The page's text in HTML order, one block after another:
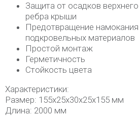
Защита от осадков
ребра крыши
Предотвращение намокания
подкровельных материалов
Простой монтаж
Герметичность
Стойкость цвета
Характеристики:
Размер: 155х25х30х25х155 мм
Длина: 2000 мм